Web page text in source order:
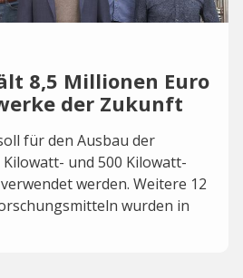
8,5 Millionen Euro
der Zukunft
für den Ausbau der
und 500 Kilowatt-
werden. Weitere 12
wurden in